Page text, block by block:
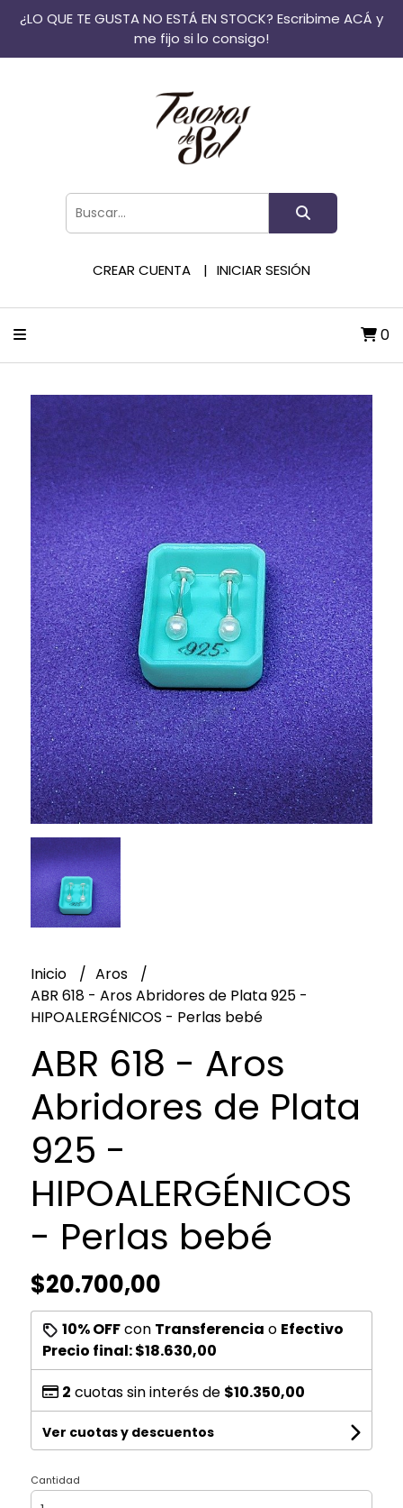
¿LO QUE TE GUSTA NO ESTÁ EN STOCK? Escribime ACÁ y
me fijo si lo consigo!
CREAR CUENTA INICIAR SESIÓN
0
Inicio
Aros
ABR 618 - Aros Abridores de Plata 925 -
HIPOALERGÉNICOS - Perlas bebé
ABR 618 - Aros
Abridores de Plata
925 -
HIPOALERGÉNICOS
- Perlas bebé
$20.700,00
10% OFFcon Transferencia o Efectivo
Precio final:$18.630,00
2 cuotas sin interés de $10.350,00
Ver cuotas y descuentos
Cantidad